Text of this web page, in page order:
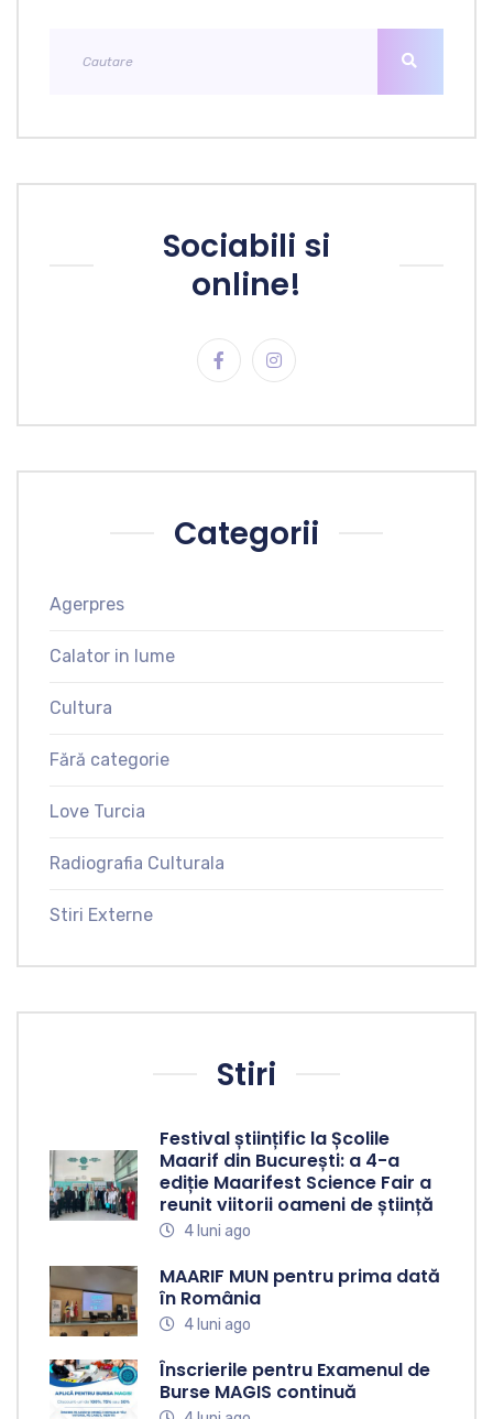
Sociabili si
online!
Categorii
Agerpres
Calator in lume
Cultura
Fără categorie
Love Turcia
Radiografia Culturala
Stiri Externe
Stiri
Festival științific la Școlile
Maarif din București: a 4-a
ediție Maarifest Science Fair a
reunit viitorii oameni de știință
4 luni ago
MAARIF MUN pentru prima dată
în România
4 luni ago
Înscrierile pentru Examenul de
Burse MAGIS continuă